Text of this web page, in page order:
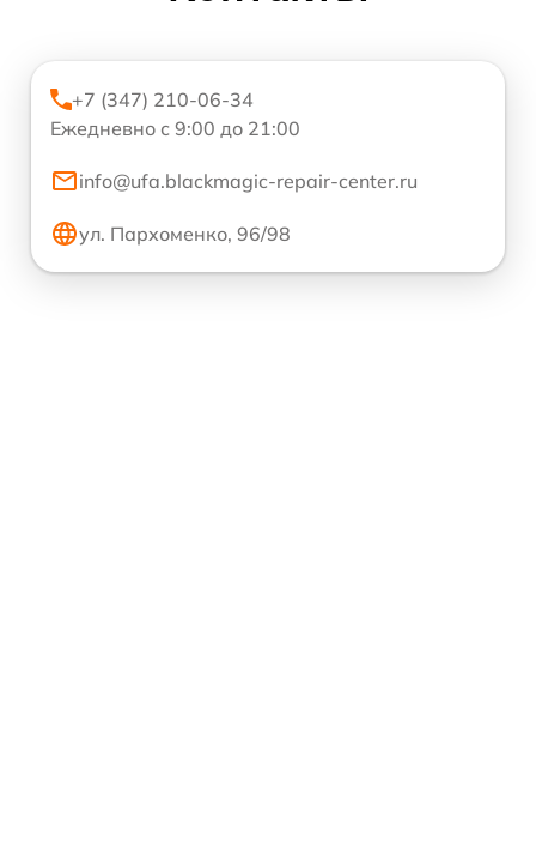
+7 (347) 210-06-34
Ежедневно с 9:00 до 21:00
info@ufa.blackmagic-repair-center.ru
ул. Пархоменко, 96/98